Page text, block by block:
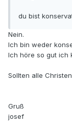
du bist
Nein.
Ich bin weder
Ich höre so gut ich
Sollten alle
Gruß
josef